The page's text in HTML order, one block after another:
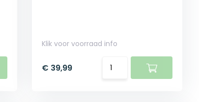
Klik voor voorraad info
€ 39,99